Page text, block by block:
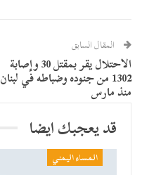
المقال السابق
الاحتلال يقر بمقتل 30 وإصابة
1302 من جنوده وضباطه في لبنان
منذ مارس
قد يعجبك ايضا
المساء اليمني